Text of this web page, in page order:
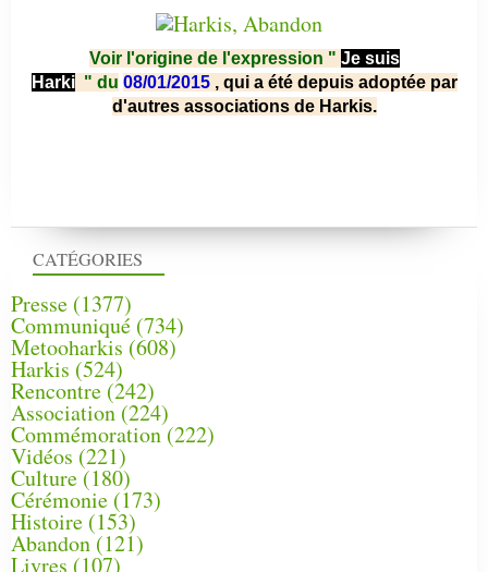
CATÉGORIES
Presse (1377)
Communiqué (734)
Metooharkis (608)
Harkis (524)
Rencontre (242)
Association (224)
Commémoration(222)
Vidéos (221)
Culture(180)
Cérémonie (173)
Histoire (153)
Abandon(121)
Livres (107)
Voir l'origine de l'expression " Je suis
Harki " du 08/01/2015 , qui a été depuis adoptée par
d'autres associations de Harkis.